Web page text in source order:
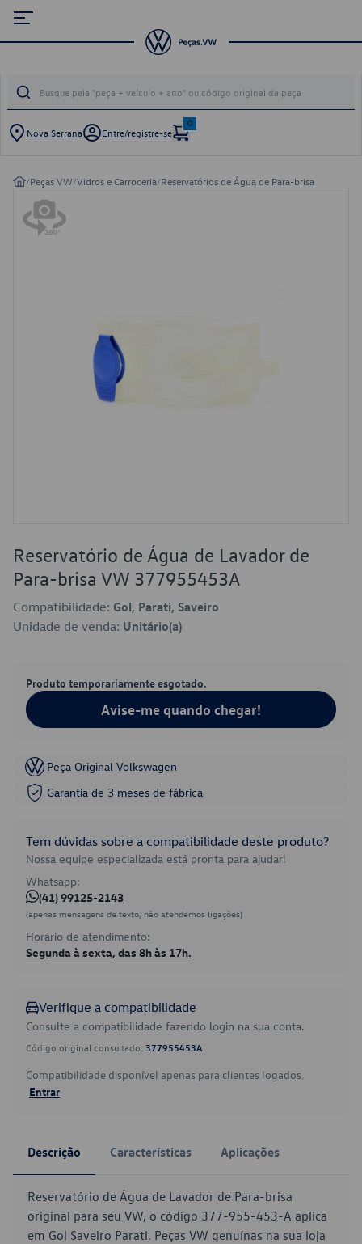
Nova Serrana Entre/registre-se
0
/Peças VW/Vidros e Carroceria/Reservatórios de Água de Para-brisa
Reservatório de Água de Lavador de
Para-brisa VW 377955453A
Compatibilidade: Gol, Parati, Saveiro
Unidade de venda: Unitário(a)
Produto temporariamente esgotado.
Avise-me quando chegar!
Peça Original Volkswagen
Garantia de 3 meses de fábrica
Tem dúvidas sobre a compatibilidade deste produto?
Nossa equipe especializada está pronta para ajudar!
Whatsapp:
(41) 99125-2143
(apenas mensagens de texto, não atendemos ligações)
Horário de atendimento:
Segunda à sexta, das 8h às 17h.
Verifique a compatibilidade
Consulte a compatibilidade fazendo login na sua conta.
Código original consultado: 377955453A
Compatibilidade disponível apenas para clientes logados.
Entrar
Descrição Características Aplicações
Reservatório de Água de Lavador de Para-brisa
original para seu VW, o código 377-955-453-A aplica
em Gol Saveiro Parati. Peças VW genuínas na sua loja